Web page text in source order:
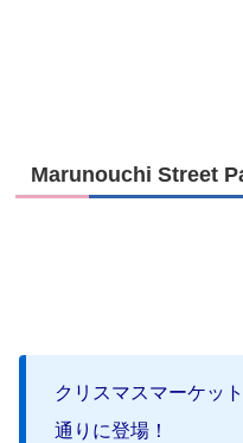
Marunouchi Street
クリスマスマーケッ
通りに登場！